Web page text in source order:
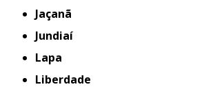
Jaçanã
Jundiaí
Lapa
Liberdade